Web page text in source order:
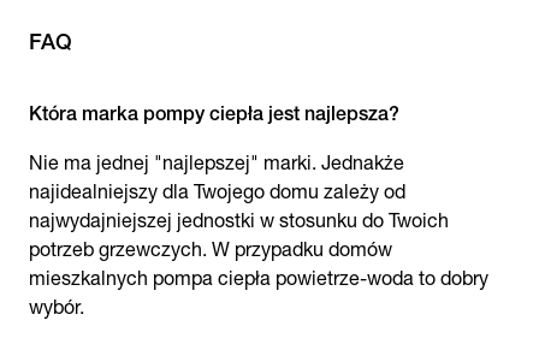
FAQ
Która marka pompy ciepła jest najlepsza?
Nie ma jednej "najlepszej" marki. Jednakże
najidealniejszy dla Twojego domu zależy od
najwydajniejszej jednostki w stosunku do Twoich
potrzeb grzewczych. W przypadku domów
mieszkalnych pompa ciepła powietrze-woda to dobry
wybór.